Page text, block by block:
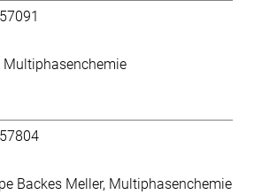
Multiphasenchemie
Backes Meller Multiphasenchemie